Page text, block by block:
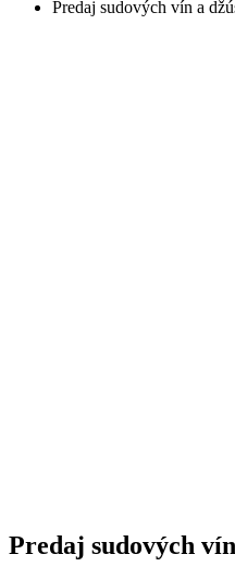
Predaj sudových vín a
Predaj sudových